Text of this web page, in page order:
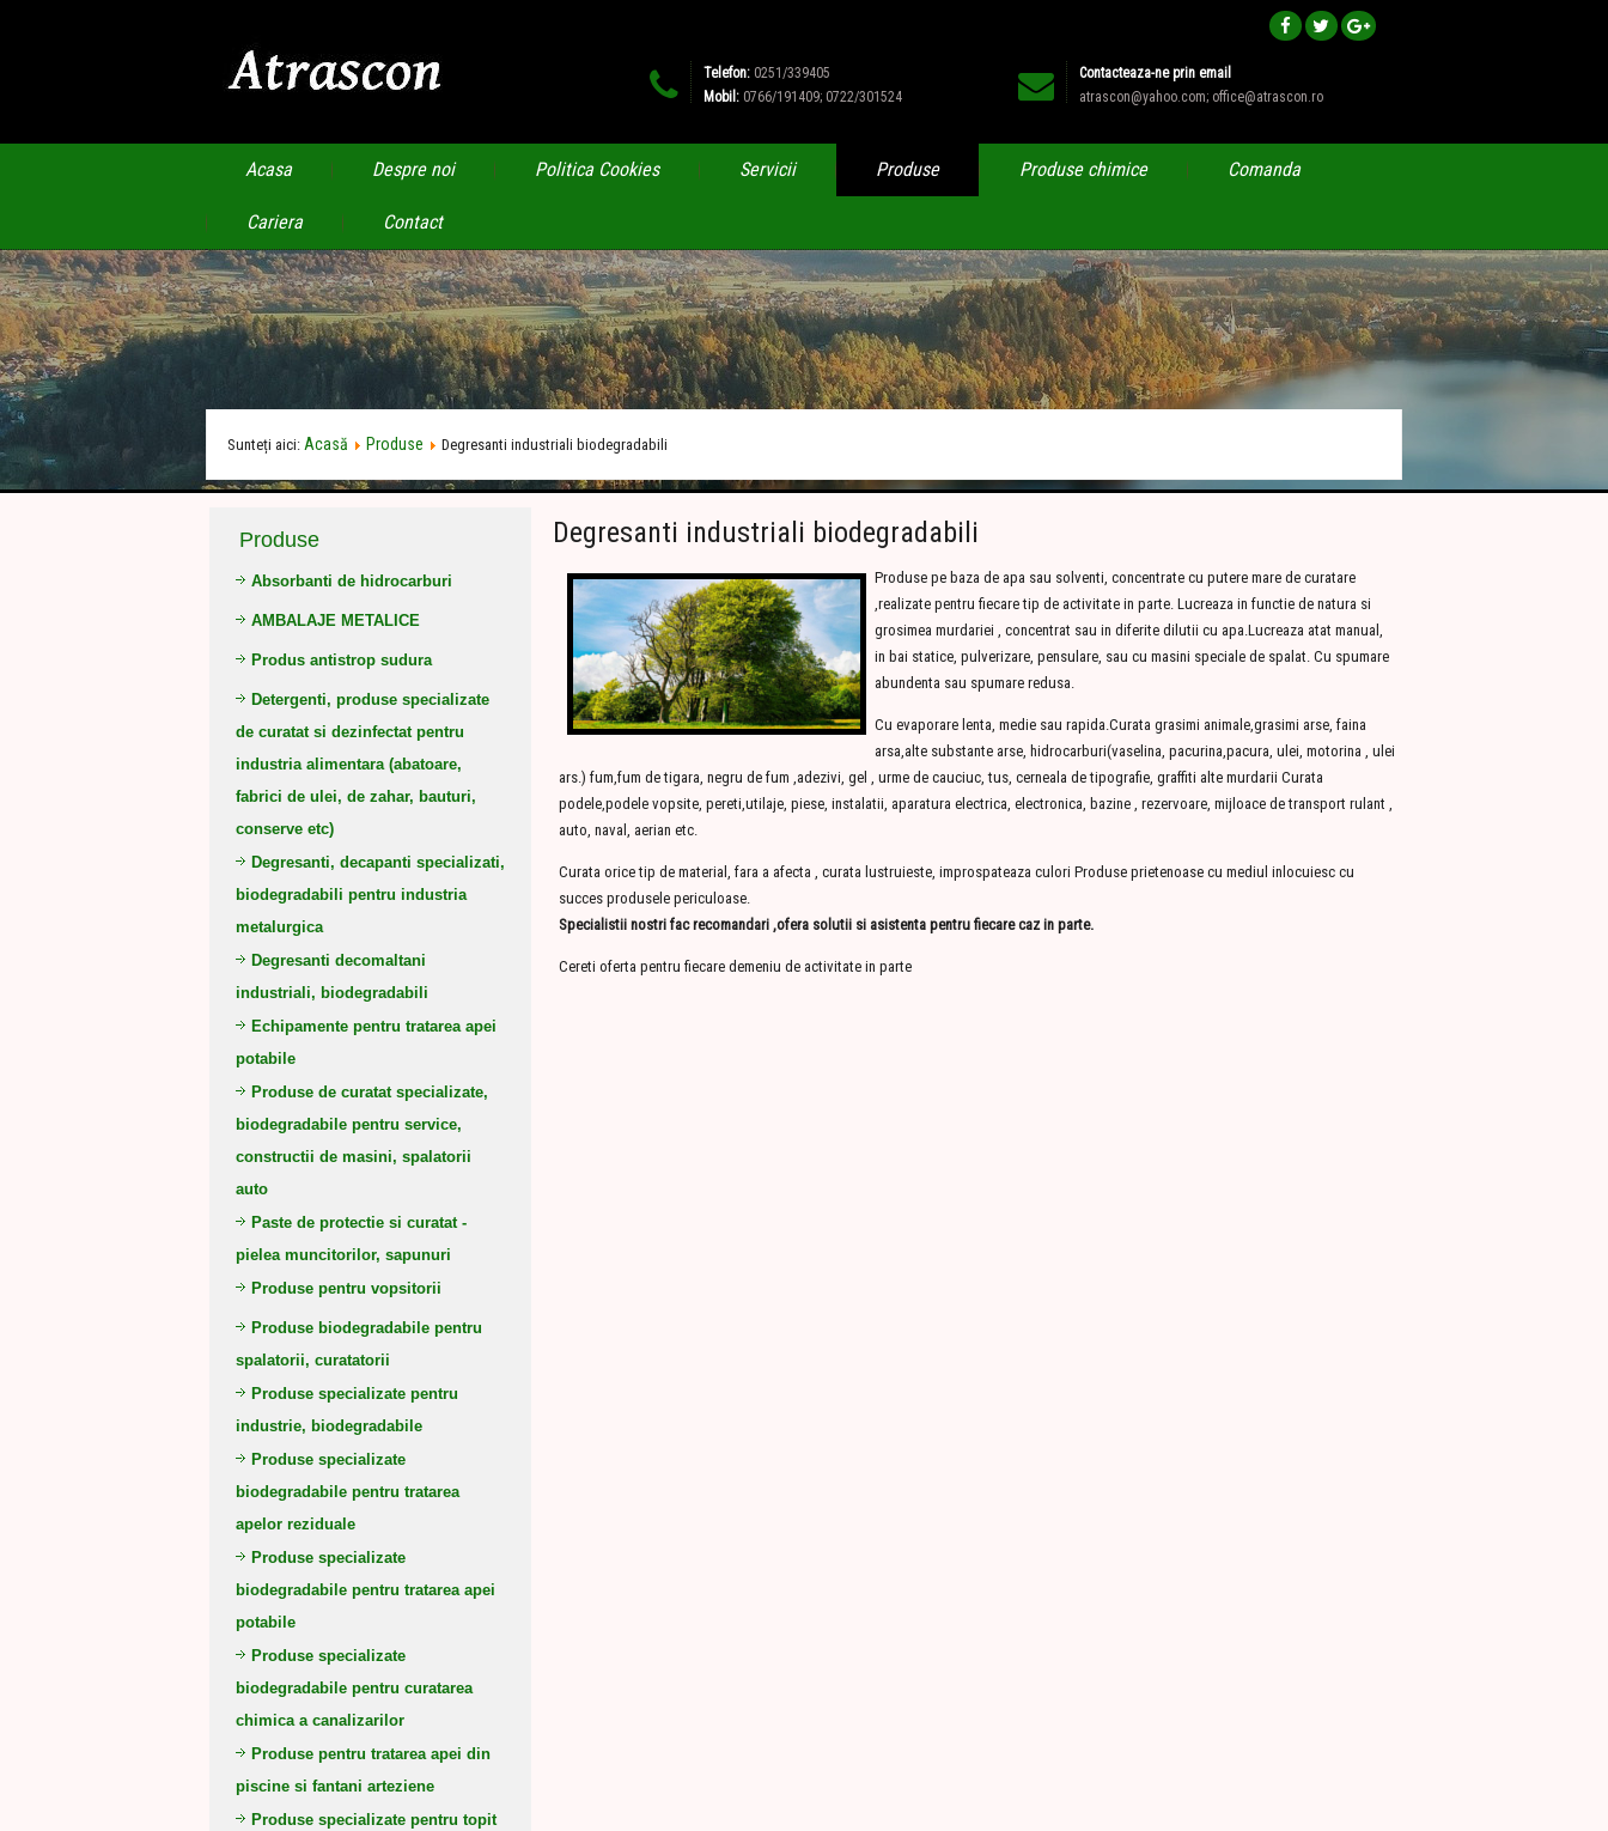
Telefon: 0251/339405
Mobil: 0766/191409; 0722/301524
Contacteaza-ne prin email
atrascon@yahoo.com; office@atrascon.ro
Acasa Despre noi Politica Cookies Servicii Produse Produse chimice Comanda
Cariera Contact
Sunteți aici: Acasă Produse Degresanti industriali biodegradabili
Produse
Absorbanti de hidrocarburi
AMBALAJE METALICE
Produs antistrop sudura
Detergenti, produse specializate
de curatat si dezinfectat pentru
industria alimentara (abatoare,
fabrici de ulei, de zahar, bauturi,
conserve etc)
Degresanti, decapanti specializati,
biodegradabili pentru industria
metalurgica
Degresanti decomaltani
industriali, biodegradabili
Echipamente pentru tratarea apei
potabile
Produse de curatat specializate,
biodegradabile pentru service,
constructii de masini, spalatorii
auto
Paste de protectie si curatat -
pielea muncitorilor, sapunuri
Produse pentru vopsitorii
Produse biodegradabile pentru
spalatorii, curatatorii
Produse specializate pentru
industrie, biodegradabile
Produse specializate
biodegradabile pentru tratarea
apelor reziduale
Produse specializate
biodegradabile pentru tratarea apei
potabile
Produse specializate
biodegradabile pentru curatarea
chimica a canalizarilor
Produse pentru tratarea apei din
piscine si fantani arteziene
Produse specializate pentru topit
Degresanti industriali biodegradabili
Produse pe baza de apa sau solventi, concentrate cu putere mare de curatare
,realizate pentru fiecare tip de activitate in parte. Lucreaza in functie de natura si
grosimea murdariei , concentrat sau in diferite dilutii cu apa.Lucreaza atat manual,
in bai statice, pulverizare, pensulare, sau cu masini speciale de spalat. Cu spumare
abundenta sau spumare redusa.
Cu evaporare lenta, medie sau rapida.Curata grasimi animale,grasimi arse, faina
arsa,alte substante arse, hidrocarburi(vaselina, pacurina,pacura, ulei, motorina , ulei
ars.) fum,fum de tigara, negru de fum ,adezivi, gel , urme de cauciuc, tus, cerneala de tipografie, graffiti alte murdarii Curata
podele,podele vopsite, pereti,utilaje, piese, instalatii, aparatura electrica, electronica, bazine , rezervoare, mijloace de transport rulant ,
auto, naval, aerian etc.
Curata orice tip de material, fara a afecta , curata lustruieste, improspateaza culori Produse prietenoase cu mediul inlocuiesc cu
succes produsele periculoase.
Specialistii nostri fac recomandari ,ofera solutii si asistenta pentru fiecare caz in parte.
Cereti oferta pentru fiecare demeniu de activitate in parte